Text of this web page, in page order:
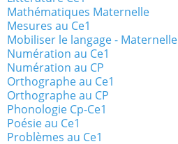
Mathématiques Maternelle
Mesures au Ce1
Mobiliser le langage - Maternelle
Numération au Ce1
Numération au CP
Orthographe au Ce1
Orthographe au CP
Phonologie Cp-Ce1
Poésie au Ce1
Problèmes au Ce1